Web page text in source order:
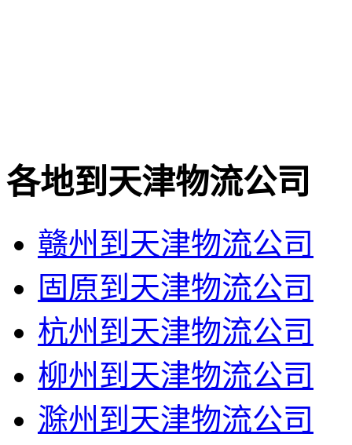
各地到天津物流公司
赣州到天津物流公司
固原到天津物流公司
杭州到天津物流公司
柳州到天津物流公司
滁州到天津物流公司